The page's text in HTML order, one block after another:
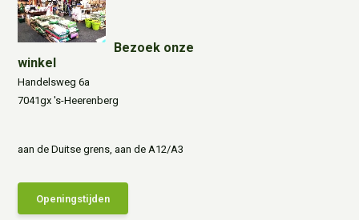
Bezoek onze
winkel
Handelsweg 6a
7041gx 's-Heerenberg
aan de Duitse grens, aan de A12/A3
Openingstijden